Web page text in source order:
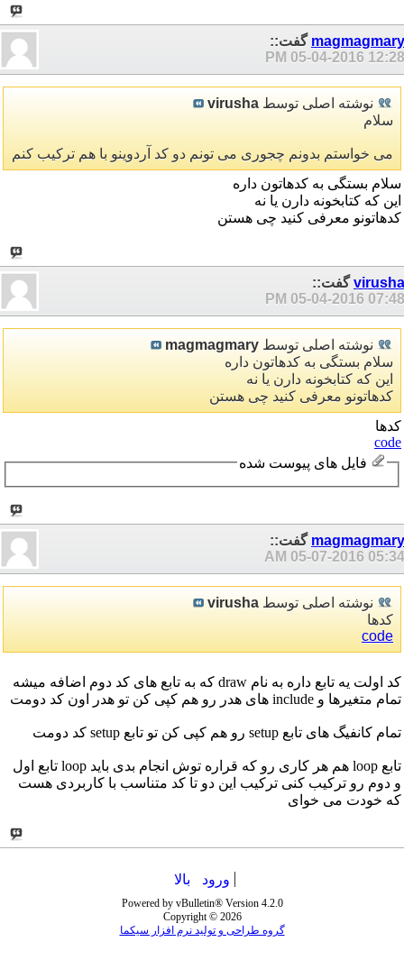
magmagmary گفت::
05-04-2016 12:28 PM
نوشته اصلی توسط virusha
سلام
می خواستم بدونم چجوری می تونم دو کد آردوینو با هم ترکیب کنم
سلام بستگی به کدهاتون داره
این که کتابخونه دارن یا نه
کدهاتونو معرفی کنید چی هستن
virushaگفت::
05-04-2016 07:48 PM
نوشته اصلی توسط magmagmary
سلام بستگی به کدهاتون داره
این که کتابخونه دارن یا نه
کدهاتونو معرفی کنید چی هستن
کدها
code
فایل های پیوست شده
magmagmary گفت::
05-07-2016 05:34 AM
نوشته اصلی توسط virusha
کدها
code
کد اولت یه تابع داره به نام draw که به تابع های کد دوم اضافه میشه
تمام متغیرها و include های هدر رو هم کپی کن تو هدر اون کد دومت
تمام کانفیگ های تابع setup رو هم کپی کن تو تابع setup کد دومت
تابع loop هم هر کاری رو که قراره توش انجام بدی باید loop تابع اول
و دوم رو ترکیب کنی ترکیب این دو تا کد متناسب با کاربردی هست
که خودت می خوای
ورود بالا
Powered by vBulletin® Version 4.2.0
Copyright © 2026
گروه طراحی و تولید نرم افزار سیکما